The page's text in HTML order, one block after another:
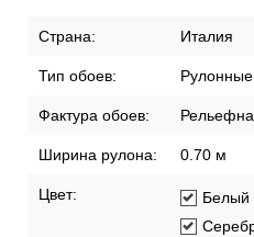
Страна: Италия
Тип обоев: Рулонные
Фактура обоев:
Ширина рулона: 0.70 м
Цвет:
Белый